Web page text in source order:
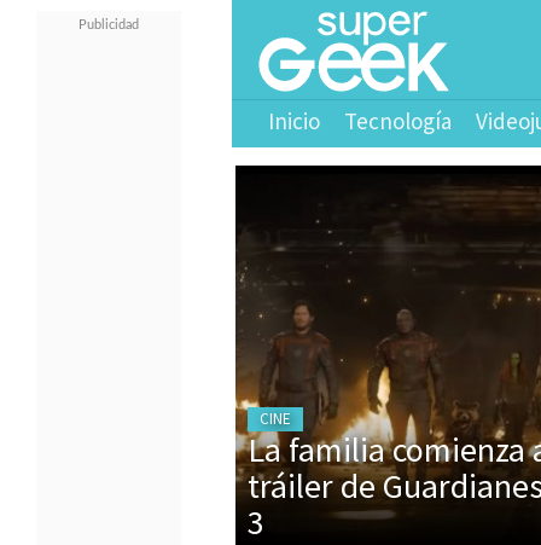
Inicio Tecnología
CINE
La familia comienza
tráiler de
3